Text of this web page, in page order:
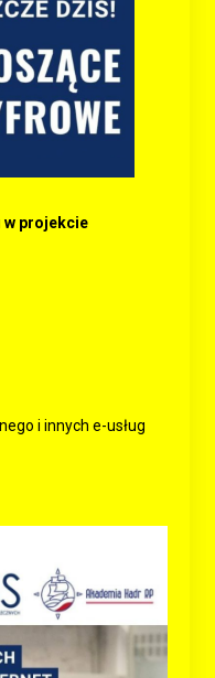
w projekcie
i innych e-usług